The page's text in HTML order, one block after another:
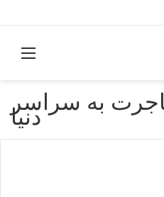
به سراسر
دنیا